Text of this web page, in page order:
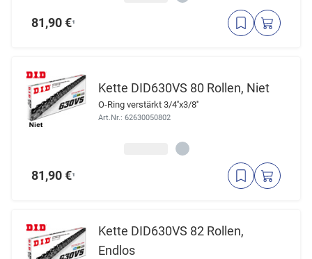
81,90 €¹
Kette DID630VS 80 Rollen, Niet
O-Ring verstärkt 3/4''x3/8''
Art.Nr.: 62630050802
81,90 €¹
Kette DID630VS 82 Rollen,
Endlos